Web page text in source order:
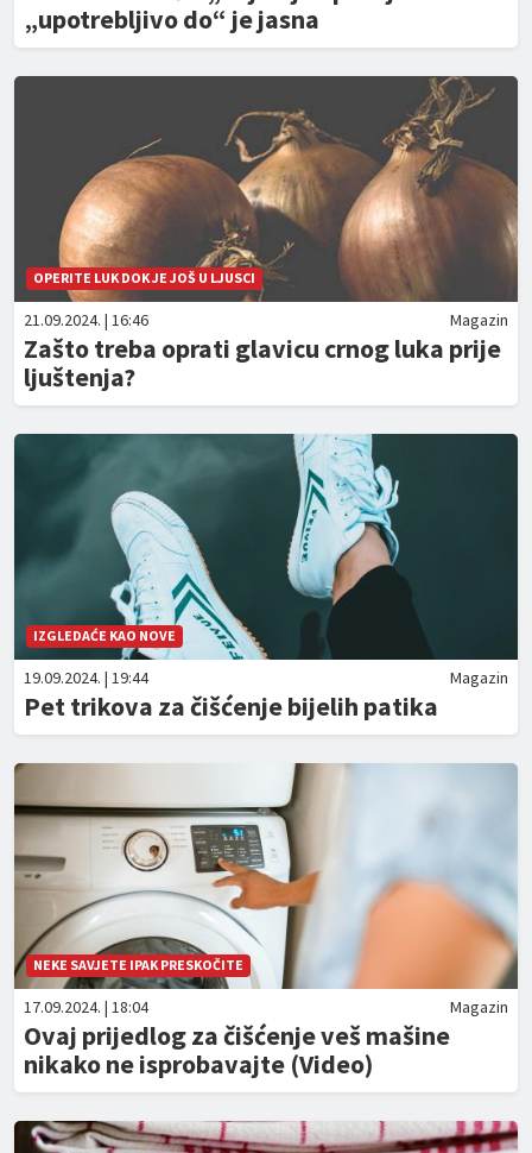
„upotrebljivo do“ je jasna
OPERITE LUK DOK JE JOŠ U LJUSCI
21.09.2024. | 16:46 Magazin
Zašto treba oprati glavicu crnog luka prije
ljuštenja?
IZGLEDAĆE KAO NOVE
19.09.2024. | 19:44 Magazin
Pet trikova za čišćenje bijelih patika
NEKE SAVJETE IPAK PRESKOČITE
17.09.2024. | 18:04 Magazin
Ovaj prijedlog za čišćenje veš mašine
nikako ne isprobavajte (Video)